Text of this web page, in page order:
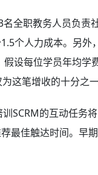
全职教务人员负责
个人力成本。另
设每位学员年均
这笔增收的十分之
SCRM的互动任务
最佳触达时间。早